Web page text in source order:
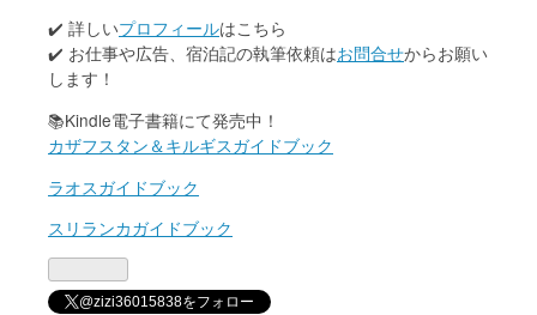
✔️ 詳しいプロフィールはこちら
✔️ お仕事や広告、宿泊記の執筆依頼はお問合せからお願い
します！
📚Kindle電子書籍にて発売中！
カザフスタン＆キルギスガイドブック
ラオスガイドブック
スリランカガイドブック
@zizi36015838をフォロー